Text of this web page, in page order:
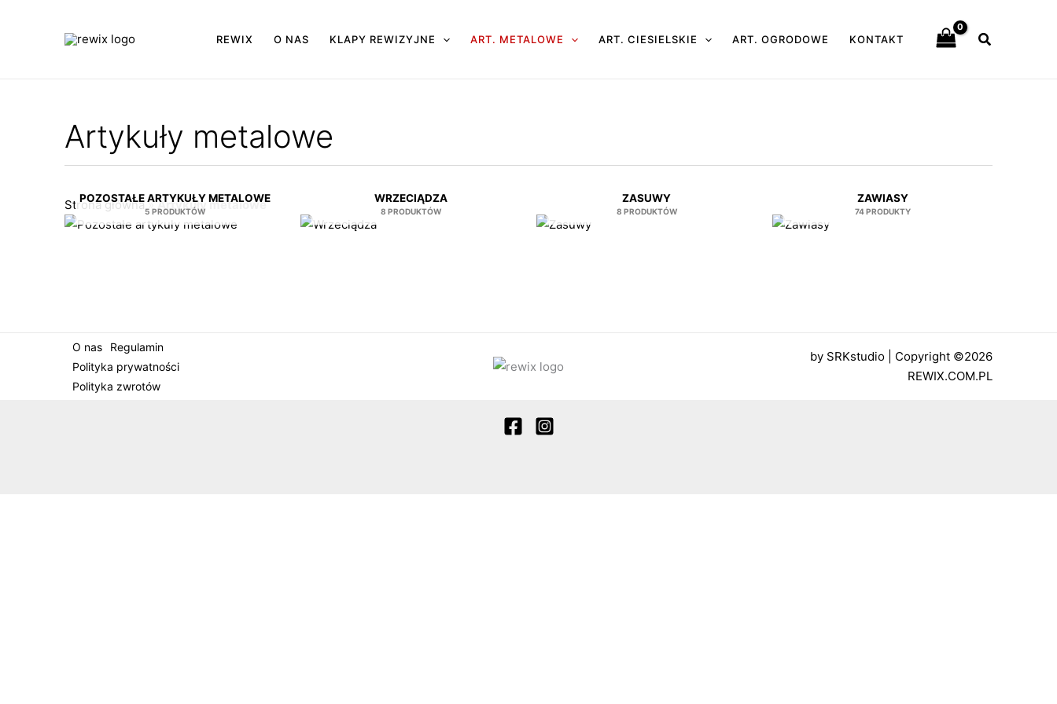
REWIX O NAS KLAPY REWIZYJNE ART. METALOWE ART. CIESIELSKIE ART. OGRODOWE KONTAKT Szukaj
Artykuły metalowe
Strona główna»Artykuły metalowe
POZOSTAŁE ARTYKUŁY METALOWE
5 PRODUKTÓW
WRZECIĄDZA
8 PRODUKTÓW
ZASUWY
8 PRODUKTÓW
ZAWIASY
74 PRODUKTY
O nas
Regulamin
Polityka prywatności
Polityka zwrotów
by SRKstudio | Copyright ©2026
REWIX.COM.PL